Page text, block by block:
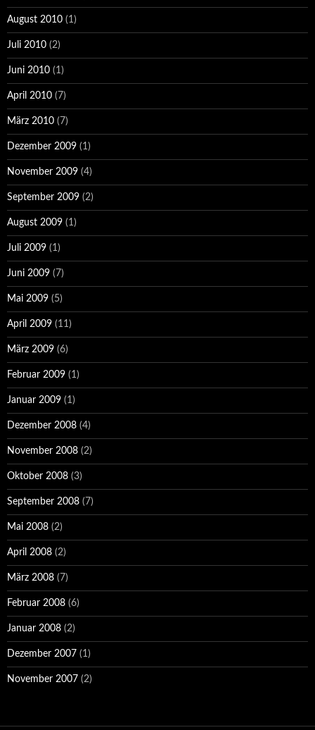
August 2010 (1)
Juli 2010 (2)
Juni 2010 (1)
April 2010 (7)
März 2010 (7)
Dezember 2009 (1)
November 2009 (4)
September 2009 (2)
August 2009 (1)
Juli 2009 (1)
Juni 2009 (7)
Mai 2009 (5)
April 2009 (11)
März 2009 (6)
Februar 2009 (1)
Januar 2009 (1)
Dezember 2008 (4)
November 2008 (2)
Oktober 2008 (3)
September 2008 (7)
Mai 2008 (2)
April 2008 (2)
März 2008 (7)
Februar 2008 (6)
Januar 2008 (2)
Dezember 2007 (1)
November 2007 (2)